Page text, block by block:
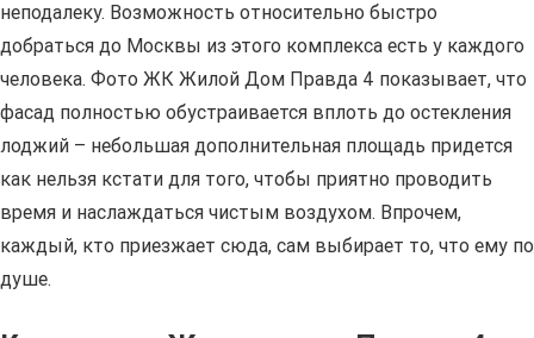
неподалеку. Возможность относительно быстро
добраться до Москвы из этого комплекса есть у каждого
человека. Фото ЖК Жилой Дом Правда 4 показывает, что
фасад полностью обустраивается вплоть до остекления
лоджий – небольшая дополнительная площадь придется
как нельзя кстати для того, чтобы приятно проводить
время и наслаждаться чистым воздухом. Впрочем,
каждый, кто приезжает сюда, сам выбирает то, что ему по
душе.